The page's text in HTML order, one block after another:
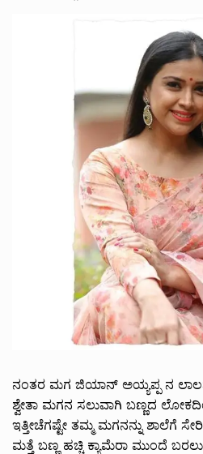
ನಂತರ ಮಗ ಜಿಯಾನ್ ಅಯ್ಯಪ್ಪ ನ
ಶ್ವೇತಾ ಮಗನ ಸಲುವಾಗಿ ಬಣ್ಣದ
ಇತ್ತೀಚೆಗಷ್ಟೇ ತಮ್ಮ ಮಗನನ್ನು ಶಾಲೆಗೆ
ಮತ್ತೆ ಬಣ್ಣ ಹಚ್ಚಿ ಕ್ಯಾಮೆರಾ ಮುಂದೆ